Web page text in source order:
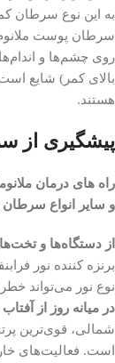
به این نوع سرطان
سرطان پوست
روی چشم‌ها و
بالای کمر) شایع
هستند.
پیشگیری از
راه های درمان
و سایر انواع
از دستگاه‌ها و
نوع نور می‌تواند
در میانه روز از
است. فعالیت‌های